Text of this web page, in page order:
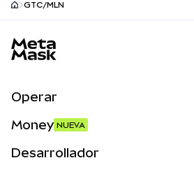
GTC/MLN
Operar
Money NUEVA
Desarrollador